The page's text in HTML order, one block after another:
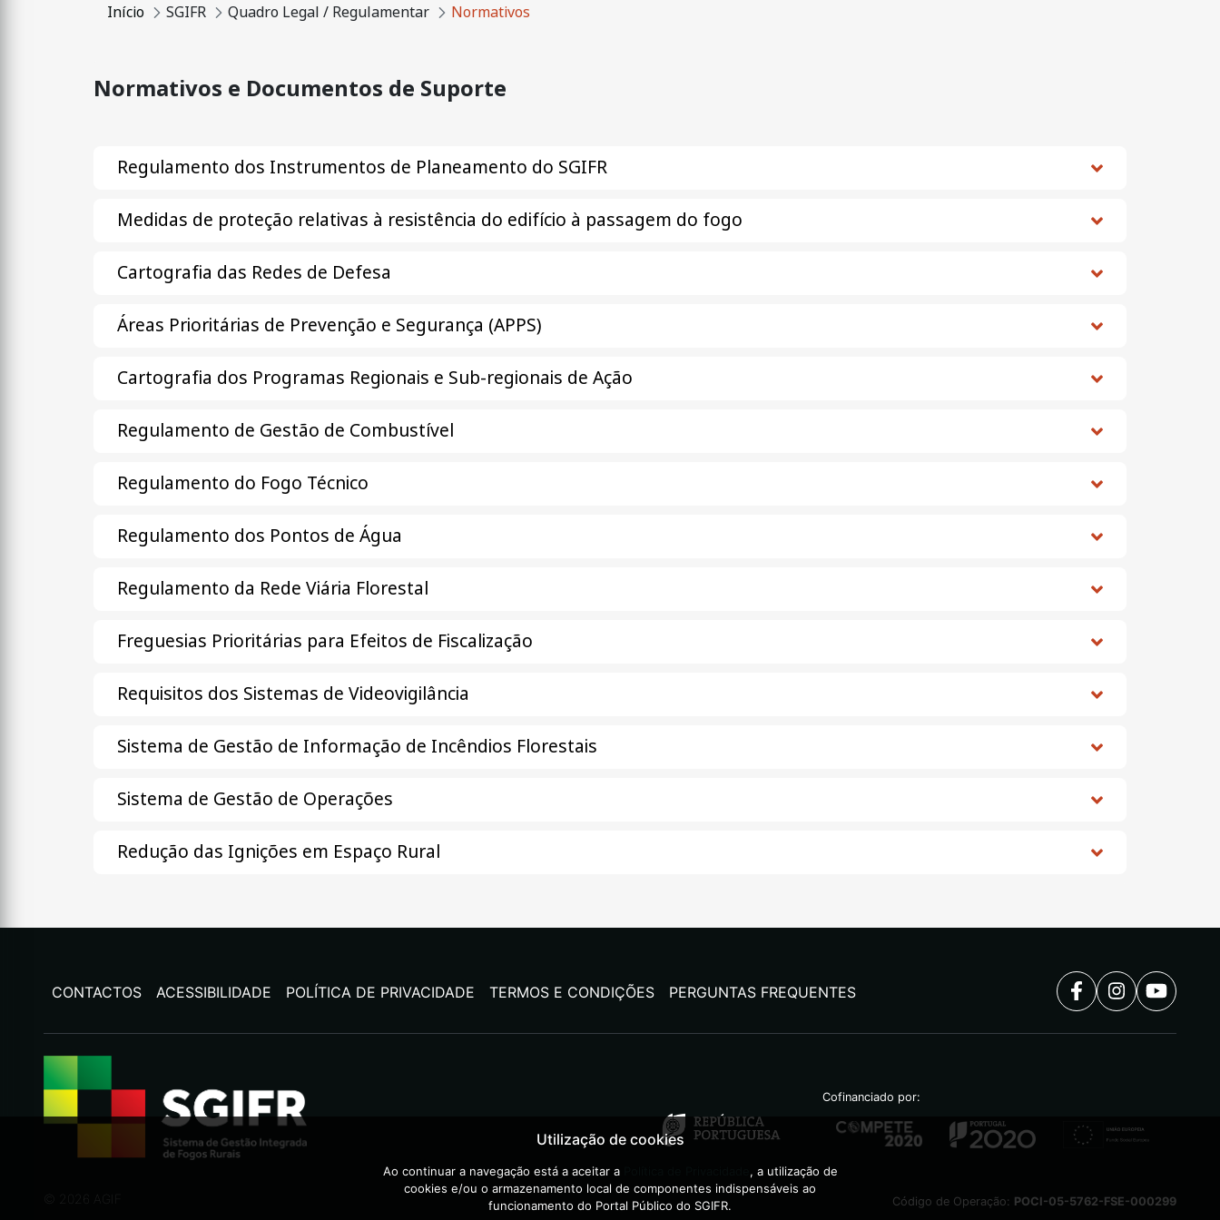
Início SGIFR Quadro Legal / Regulamentar Normativos
Normativos e Documentos de Suporte
Regulamento dos Instrumentos de Planeamento do SGIFR
Medidas de proteção relativas à resistência do edifício à passagem do fogo
Cartografia das Redes de Defesa
Áreas Prioritárias de Prevenção e Segurança (APPS)
Cartografia dos Programas Regionais e Sub-regionais de Ação
Regulamento de Gestão de Combustível
Regulamento do Fogo Técnico
Regulamento dos Pontos de Água
Regulamento da Rede Viária Florestal
Freguesias Prioritárias para Efeitos de Fiscalização
Requisitos dos Sistemas de Videovigilância
Sistema de Gestão de Informação de Incêndios Florestais
Sistema de Gestão de Operações
Redução das Ignições em Espaço Rural
CONTACTOS ACESSIBILIDADE POLÍTICA DE PRIVACIDADE TERMOS E CONDIÇÕES PERGUNTAS FREQUENTES
Cofinanciado por:
2026 AGIF Código de Operação: POCI-05-5762-FSE-000299
Utilização de cookies
Ao continuar a navegação está a aceitar a
, a utilização de
cookies e/ou o armazenamento local de componentes indispensáveis ao
funcionamento do Portal Público do SGIFR.